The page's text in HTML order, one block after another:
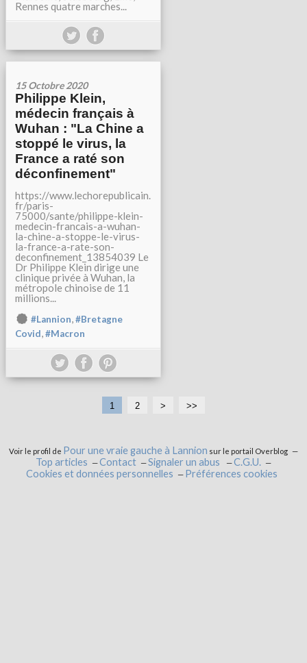
Rennes quatre marches...
15 Octobre 2020
Philippe Klein,
médecin français à
Wuhan : "La Chine a
stoppé le virus, la
France a raté son
déconfinement"
https://www.lechorepublicain.
fr/paris-
75000/sante/philippe-klein-
medecin-francais-a-wuhan-
la-chine-a-stoppe-le-virus-
la-france-a-rate-son-
deconfinement_13854039 Le
Dr Philippe Klein dirige une
clinique privée à Wuhan, la
métropole chinoise de 11
millions...
#Lannion,#Bretagne
Covid,#Macron
1 2 > >>
Voir le profil de Pour une vraie gauche à Lannion sur le portail Overblog
Top articles Contact Signaler un abus
C.G.U.
Cookies et données personnelles
Préférences cookies